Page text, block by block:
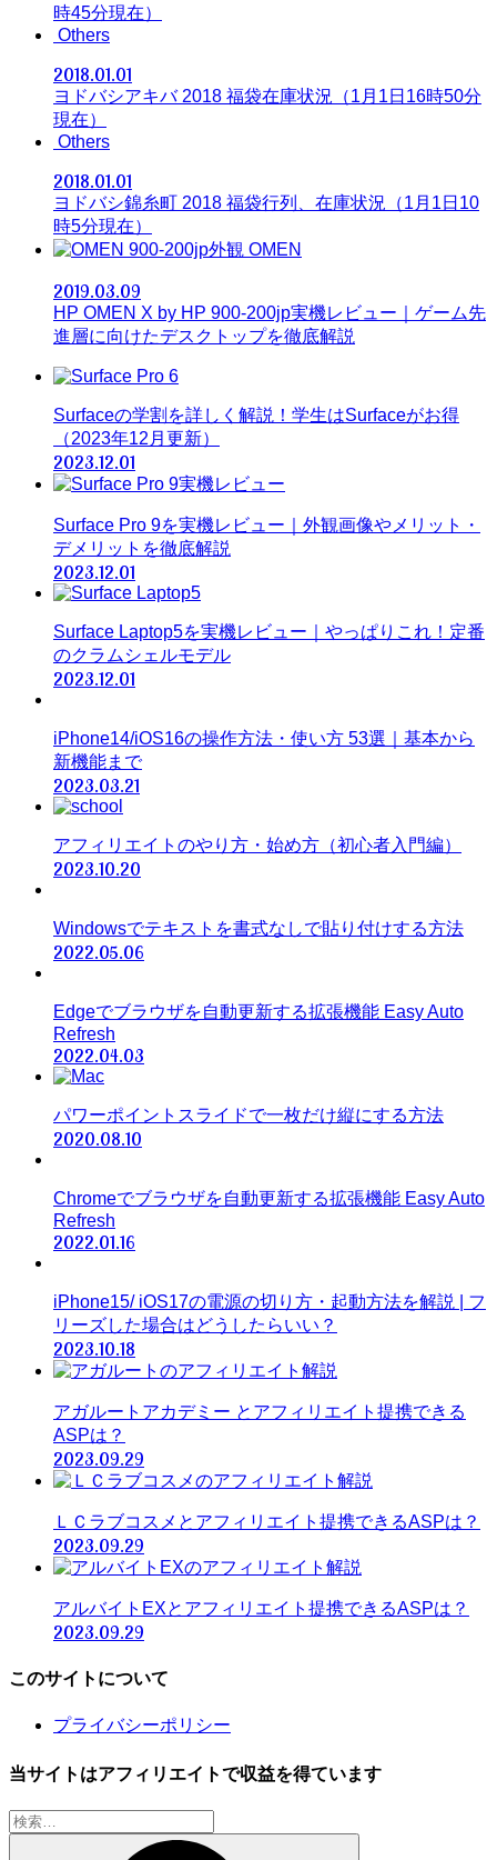
時45分現在）
Others
2018.01.01
ヨドバシアキバ 2018 福袋在庫状況（1月1日16時50分
現在）
Others
2018.01.01
ヨドバシ錦糸町 2018 福袋行列、在庫状況（1月1日10
時5分現在）
OMEN
2019.03.09
HP OMEN X by HP 900-200jp実機レビュー｜ゲーム先
進層に向けたデスクトップを徹底解説
Surfaceの学割を詳しく解説！学生はSurfaceがお得
（2023年12月更新）
2023.12.01
Surface Pro 9を実機レビュー｜外観画像やメリット・
デメリットを徹底解説
2023.12.01
Surface Laptop5を実機レビュー｜やっぱりこれ！定番
のクラムシェルモデル
2023.12.01
iPhone14/iOS16の操作方法・使い方 53選｜基本から
新機能まで
2023.03.21
アフィリエイトのやり方・始め方（初心者入門編）
2023.10.20
Windowsでテキストを書式なしで貼り付けする方法
2022.05.06
Edgeでブラウザを自動更新する拡張機能 Easy Auto
Refresh
2022.04.03
パワーポイントスライドで一枚だけ縦にする方法
2020.08.10
Chromeでブラウザを自動更新する拡張機能 Easy Auto
Refresh
2022.01.16
iPhone15/ iOS17の電源の切り方・起動方法を解説 | フ
リーズした場合はどうしたらいい？
2023.10.18
アガルートアカデミー とアフィリエイト提携できる
ASPは？
2023.09.29
ＬＣラブコスメとアフィリエイト提携できるASPは？
2023.09.29
アルバイトEXとアフィリエイト提携できるASPは？
2023.09.29
このサイトについて
プライバシーポリシー
当サイトはアフィリエイトで収益を得ています
検
索: